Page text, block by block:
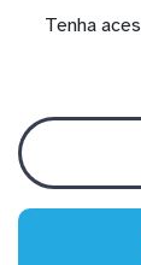
Tenha